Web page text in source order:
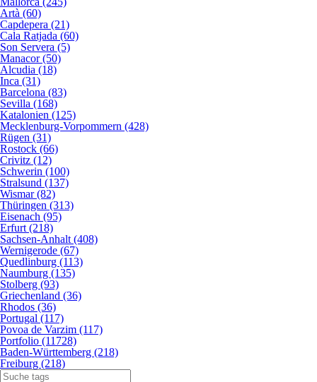
Artà (60)
Capdepera (21)
Cala Ratjada (60)
Son Servera (5)
Manacor (50)
Alcudia (18)
Inca (31)
Barcelona (83)
Sevilla (168)
Katalonien (125)
Mecklenburg-Vorpommern (428)
Rügen (31)
Rostock (66)
Crivitz (12)
Schwerin (100)
Stralsund (137)
Wismar (82)
Thüringen (313)
Eisenach (95)
Erfurt (218)
Sachsen-Anhalt (408)
Wernigerode (67)
Quedlinburg (113)
Naumburg (135)
Stolberg (93)
Griechenland (36)
Rhodos (36)
Portugal (117)
Povoa de Varzim (117)
Portfolio (11728)
Baden-Württemberg (218)
Freiburg (218)